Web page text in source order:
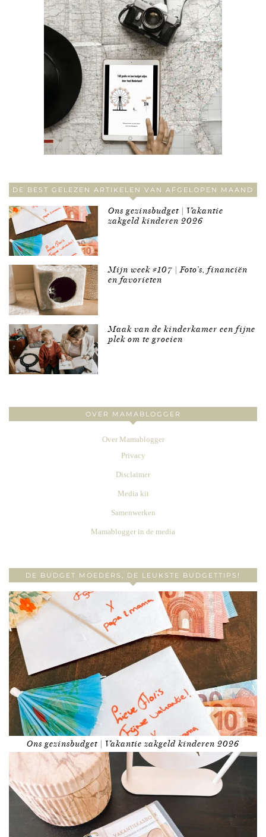
DE BEST GELEZEN ARTIKELEN VAN AFGELOPEN MAAND
Ons gezinsbudget | Vakantie
zakgeld kinderen 2026
Mijn week #107 | Foto’s, financiën
en favorieten
Maak van de kinderkamer een fijne
plek om te groeien
OVER MAMABLOGGER
Over Mamablogger
Privacy
Disclaimer
Media kit
Samenwerken
Mamablogger in de media
DE BUDGET MOEDERS, DE LEUKSTE BUDGETTIPS!
Ons gezinsbudget | Vakantie zakgeld kinderen 2026